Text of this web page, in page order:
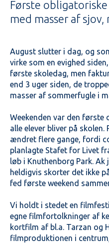
Første
med masser af
August slutter i dag, og
virke som en evighed
første skoledag, men
end 3 uger siden, de
masser af sommerfugle i
Weekenden var den første
alle elever bliver på skolen.
ændret flere gange, fordi
planlagte Stafet for Livet
løb i Knuthenborg Park.
heldigvis skorter det ikke
fed første weekend
Vi holdt i stedet en
egne filmfortolkninger af
kortfilm af bl.a. Tarzan og
filmproduktionen i